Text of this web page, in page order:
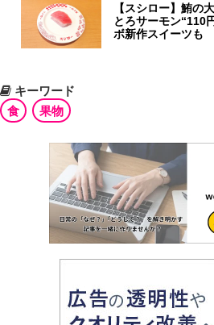
【スシロー】鮪
とろサーモン“110
ボ新作スイーツも
キーワード
食
果物